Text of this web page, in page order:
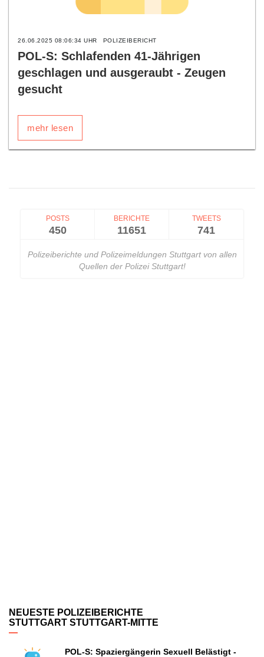
26.06.2025 08:06:34 UHR POLIZEIBERICHT
POL-S: Schlafenden 41-Jährigen
geschlagen und ausgeraubt - Zeugen
gesucht
mehr lesen
POSTS
450
BERICHTE
11651
TWEETS
741
Polizeiberichte und Polizeimeldungen Stuttgart von allen
Quellen der Polizei Stuttgart!
NEUESTE POLIZEIBERICHTE
STUTTGART STUTTGART-MITTE
POL-S: Spaziergängerin Sexuell Belästigt -